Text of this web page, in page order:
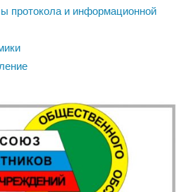
протокола и информационной